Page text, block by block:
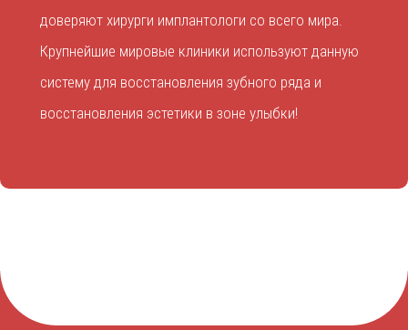
доверяют хирурги имплантологи со всего мира.
Крупнейшие мировые клиники используют данную
систему для восстановления зубного ряда и
восстановления эстетики в зоне улыбки!